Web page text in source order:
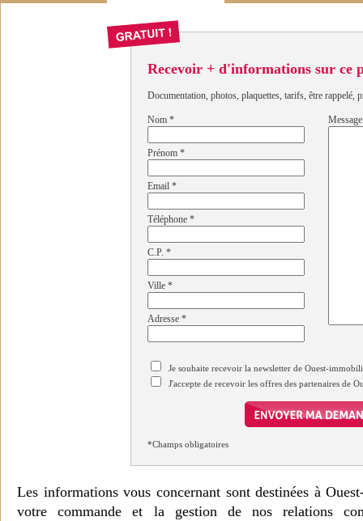
Recevoir + d'informations sur ce
Documentation, photos, plaquettes, tarifs, être rappelé,
Nom *
Prénom *
Email *
Téléphone *
C.P. *
Ville *
Adresse *
Message
Je souhaite recevoir la newsletter de Ouest-
J'accepte de recevoir les offres des partenaires de
*Champs obligatoires
Les informations vous concernant sont destinées à
votre commande et la gestion de nos relations